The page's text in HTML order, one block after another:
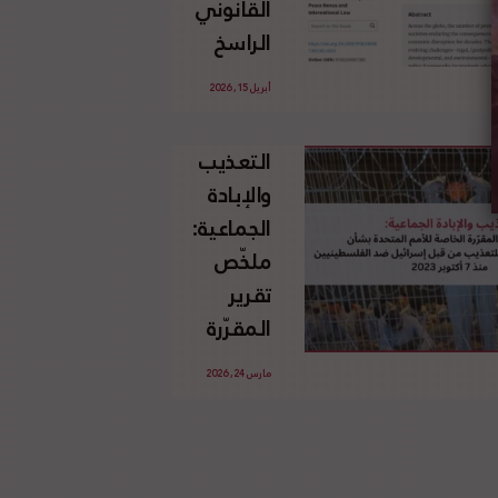
الإسرائيلي
غير
القانوني
الفلسطينية
القانوني
الراسخ
للاجئين
وحقهم
في العودة
بموجب
القانون
الدولي
أبريل 15, 2026
التعذيب
والإبادة
الجماعية:
ملخّص
تقرير
المقرّرة
الخاصة
مارس 24, 2026